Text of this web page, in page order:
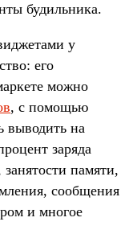
будильника.
у
его
можно
, с помощью
выводить на
заряда
памяти,
сообщения
и многое